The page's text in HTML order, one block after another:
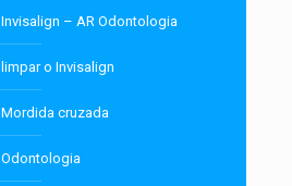
Invisalign – AR Odontologia
limpar o Invisalign
Mordida cruzada
Odontologia